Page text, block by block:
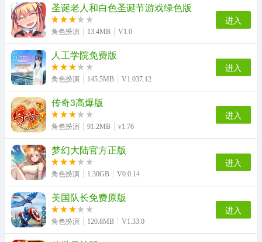
滚滚方块游戏纯净版 小黄人生存正版 3D定制女仆手机免费版 materialgirl无广告版
三国傲世无双单机手游版
圣诞老人和白色圣诞节游戏绿色版
角色扮演 13.4MB V1.0
进入
人工学院免费版
角色扮演 145.5MB V1.037.12
进入
传奇3高爆版
角色扮演 91.2MB v1.76
进入
梦幻大陆官方正版
角色扮演 1.30GB V0.0.14
进入
美国队长免费原版
角色扮演 120.8MB V1.33.0
进入